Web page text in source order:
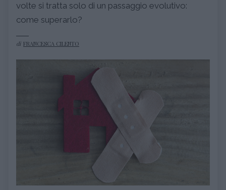
volte si tratta solo di un passaggio evolutivo:
come superarlo?
di FRANCESCA CILENTO